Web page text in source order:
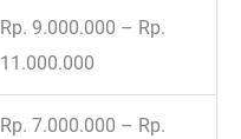
Rp. 9.000.000 – Rp.
11.000.000
Rp. 7.000.000 – Rp.